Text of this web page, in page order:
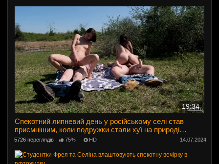
19:34
Спекотний липневий день у російському селі став
приємнішим, коли подружки стали хуї на природі
смоктати!
5726 переглядів 75% HD 14.07.2024